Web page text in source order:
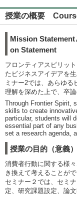
授業の概要
Mission
on Statement
フロンティアスピリッ
たビジネスアイデアを
ミナー2では、あらゆ
理解を深めた上で、卒
Through Frontier Spirit,
skills to create
particular, students will
essential part of any
set a research agenda,
授業の目的（意義
消費者行動に関する様
き換えて考えることがで
セミナー２では、セミ
定、研究課題設定、論文